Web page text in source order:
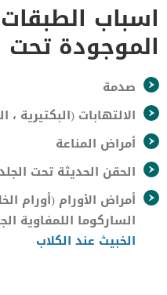
اسباب
الموجودة تحت
صدمة
الالتهابات (البكتيرية ،
أمراض المناعة
الحقن الحديثة تحت
أمراض الأورام (أورام
الساركوما اللمفاوية
الخبيث عند الكلاب